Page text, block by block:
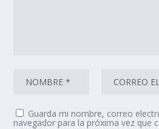
Guarda mi nombre, correo
navegador para la próxima vez que